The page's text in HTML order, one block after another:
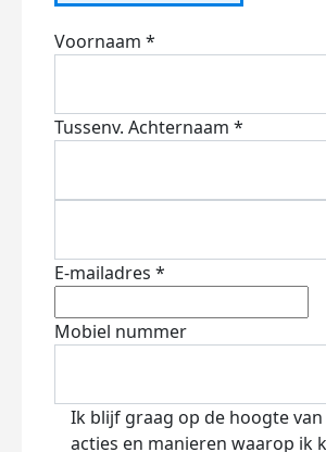
Voornaam *
Tussenv. Achternaam *
E-mailadres *
Mobiel nummer
Ik blijf graag op de hoogte van
acties en manieren waarop ik